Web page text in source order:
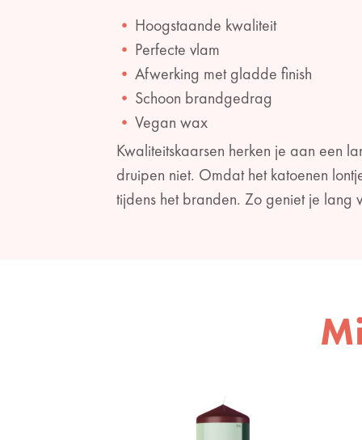
Hoogstaande kwaliteit
Perfecte vlam
Afwerking met gladde finish
Schoon brandgedrag
Vegan wax
Kwaliteitskaarsen herken je aan een
druipen niet. Omdat het katoenen
tijdens het branden. Zo geniet je lang